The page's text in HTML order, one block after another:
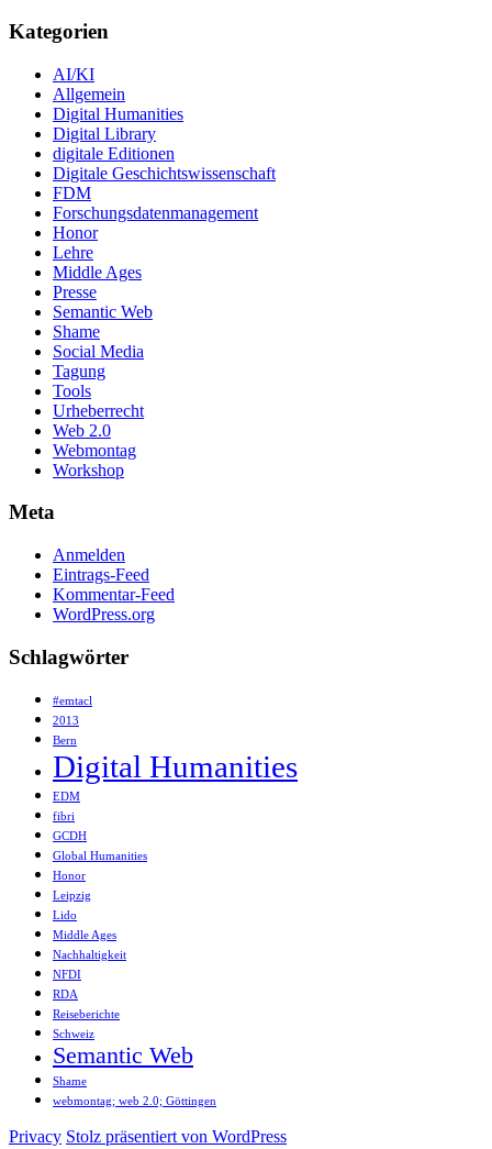
Kategorien
AI/KI
Allgemein
Digital Humanities
Digital Library
digitale Editionen
Digitale Geschichtswissenschaft
FDM
Forschungsdatenmanagement
Honor
Lehre
Middle Ages
Presse
Semantic Web
Shame
Social Media
Tagung
Tools
Urheberrecht
Web 2.0
Webmontag
Workshop
Meta
Anmelden
Eintrags-Feed
Kommentar-Feed
WordPress.org
Schlagwörter
#emtacl
2013
Bern
Digital Humanities
EDM
fibri
GCDH
Global Humanities
Honor
Leipzig
Lido
Middle Ages
Nachhaltigkeit
NFDI
RDA
Reiseberichte
Schweiz
Semantic Web
Shame
webmontag; web 2.0; Göttingen
Privacy Stolz präsentiert von WordPress